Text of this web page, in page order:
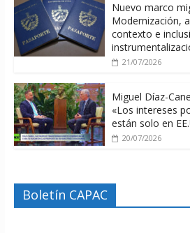
Nuevo marco
Modernización,
contexto e
21/07/2026
Miguel Díaz-
«Los intereses
están solo en
20/07/2026
Boletín CAPAC